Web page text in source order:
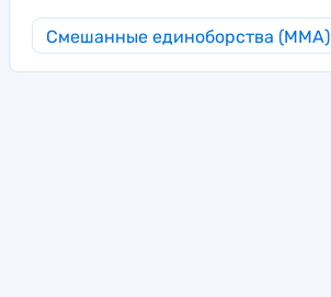
Смешанные единоборства (MMA)